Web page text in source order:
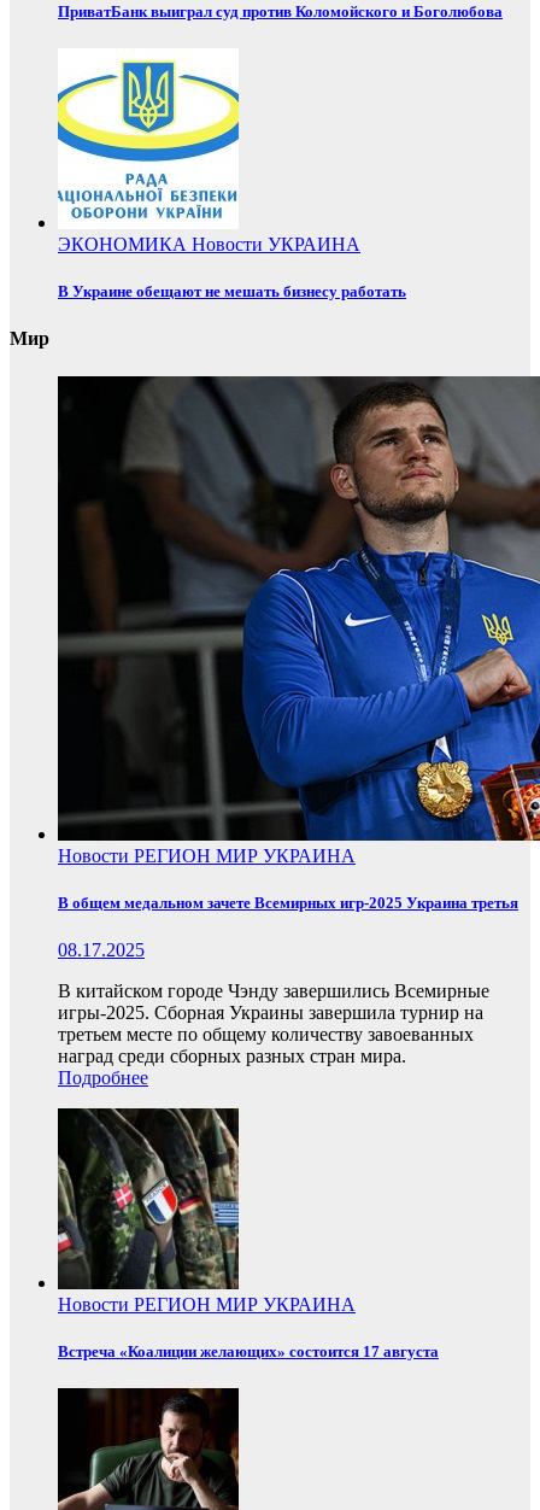
ПриватБанк выиграл суд против Коломойского и Боголюбова
ЭКОНОМИКА Новости УКРАИНА
В Украине обещают не мешать бизнесу работать
Мир
Новости РЕГИОН МИР УКРАИНА
В общем медальном зачете Всемирных игр-2025 Украина третья
08.17.2025
В китайском городе Чэнду завершились Всемирные
игры-2025. Сборная Украины завершила турнир на
третьем месте по общему количеству завоеванных
наград среди сборных разных стран мира.
Подробнее
Новости РЕГИОН МИР УКРАИНА
Встреча «Коалиции желающих» состоится 17 августа